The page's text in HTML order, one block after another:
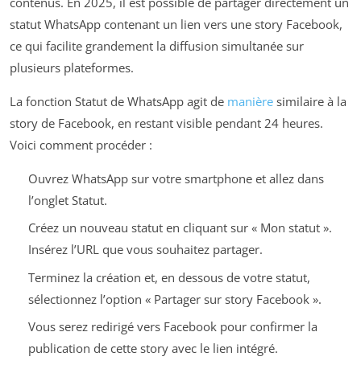
statut WhatsApp contenant un lien vers une story Facebook,
ce qui facilite grandement la diffusion simultanée sur
plusieurs plateformes.
La fonction Statut de WhatsApp agit de manière similaire à la
story de Facebook, en restant visible pendant 24 heures.
Voici comment procéder :
Ouvrez WhatsApp sur votre smartphone et allez dans
l’onglet Statut.
Créez un nouveau statut en cliquant sur « Mon statut ».
Insérez l’URL que vous souhaitez partager.
Terminez la création et, en dessous de votre statut,
sélectionnez l’option « Partager sur story Facebook ».
Vous serez redirigé vers Facebook pour confirmer la
publication de cette story avec le lien intégré.